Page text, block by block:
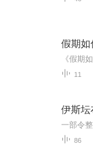
假期如
11
伊斯坛
一部令
86